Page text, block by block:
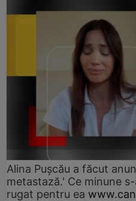
Alina Pușcău a făcut
metastază.' Ce minune
rugat pentru ea